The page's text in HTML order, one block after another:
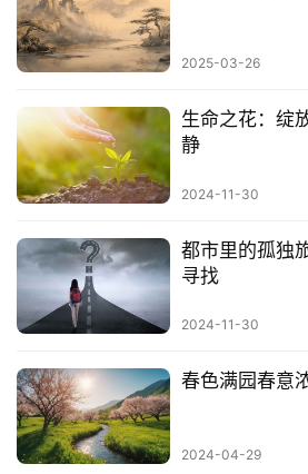
​喂别人的狗，朝你狂吼。
​​处处挤兑你的人，永远也讨不好。
2025-03-26
生命之花：绽
静
2024-11-30
都市里的孤独
寻找
2024-11-30
春色满园春意
2024-04-29